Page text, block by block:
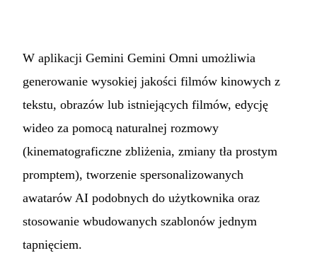
W aplikacji Gemini Gemini Omni umożliwia
generowanie wysokiej jakości filmów kinowych z
tekstu, obrazów lub istniejących filmów, edycję
wideo za pomocą naturalnej rozmowy
(kinematograficzne zbliżenia, zmiany tła prostym
promptem), tworzenie spersonalizowanych
awatarów AI podobnych do użytkownika oraz
stosowanie wbudowanych szablonów jednym
tapnięciem.